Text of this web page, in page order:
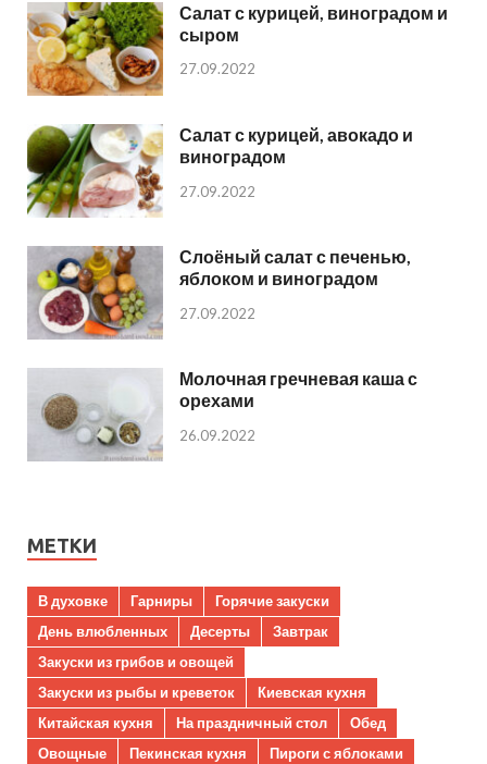
Салат с курицей, виноградом и
сыром
27.09.2022
Салат с курицей, авокадо и
виноградом
27.09.2022
Слоёный салат с печенью,
яблоком и виноградом
27.09.2022
Молочная гречневая каша с
орехами
26.09.2022
МЕТКИ
В духовке Гарниры
Горячие закуски
День влюбленных
Десерты
Завтрак
Закуски из грибов и овощей
Закуски из рыбы и креветок
Киевская кухня
Китайская кухня
На праздничный стол
Обед
Овощные
Пекинская кухня
Пироги с яблоками